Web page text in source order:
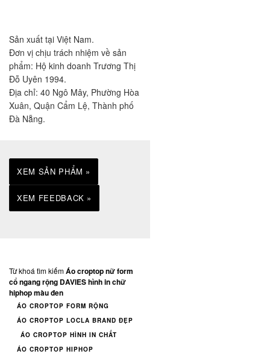
Sản xuất tại Việt Nam.
Đơn vị chịu trách nhiệm về sản
phẩm: Hộ kinh doanh Trương Thị
Đỗ Uyên 1994.
Địa chỉ: 40 Ngô Mây, Phường Hòa
Xuân, Quận Cẩm Lệ, Thành phố
Đà Nẵng.
XEM SẢN PHẨM »
XEM FEEDBACK »
Từ khoá tìm kiếmÁo croptop nữ form
cổ ngang rộng DAVIES hình in chữ
hiphop màu đen
ÁO CROPTOP FORM RỘNG
ÁO CROPTOP LOCLA BRAND ĐẸP
ÁO CROPTOP HÌNH IN CHẤT
ÁO CROPTOP HIPHOP